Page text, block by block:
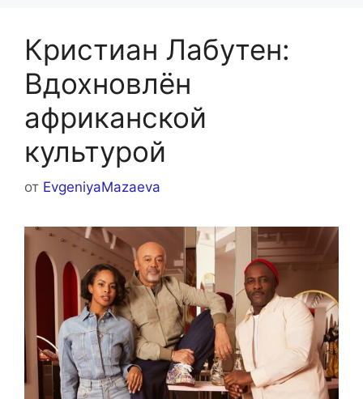
Кристиан Лабутен:
Вдохновлён
африканской
культурой
от EvgeniyaMazaeva